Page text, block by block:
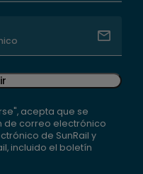
acepta que se
de correo electrónico
de SunRail y
incluido el boletín